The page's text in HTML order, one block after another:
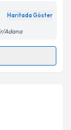
belirtilen
Haritada Göster
Adana
takvimi
almanız